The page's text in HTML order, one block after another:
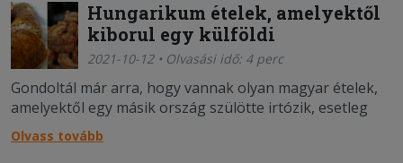
Hungarikum ételek, amelyektől
kiborul egy külföldi
2021-10-12 • Olvasási idő: 4 perc
Gondoltál már arra, hogy vannak olyan magyar ételek,
amelyektől egy másik ország szülötte irtózik, esetleg
csak szimplán nem érti, hogy mi az?
Olvass tovább